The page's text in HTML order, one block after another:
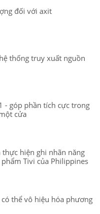
đối với axit
thống truy xuất nguồn
- góp phần tích cực trong
cửa
hiện ghi nhãn năng
Tivi của Philippines
có thể vô hiệu hóa phương